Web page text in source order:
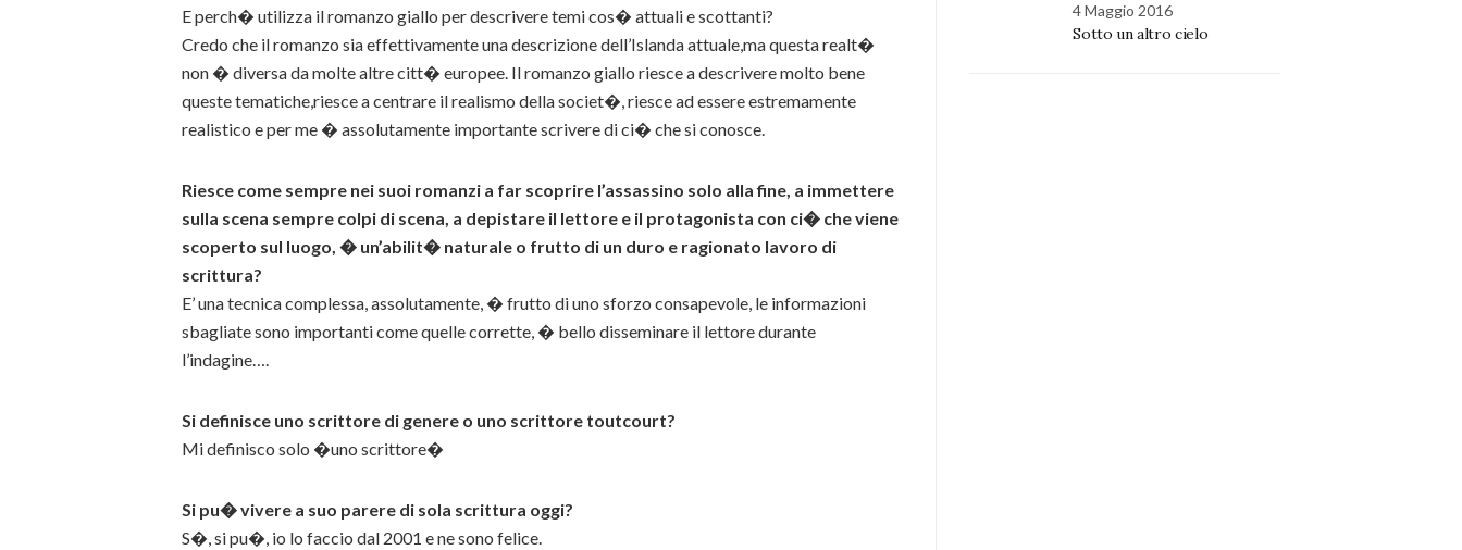
E perch� utilizza il romanzo giallo per descrivere temi cos� attuali e scottanti?
Credo che il romanzo sia effettivamente una descrizione dell’Islanda attuale,ma questa realt�
non � diversa da molte altre citt� europee. Il romanzo giallo riesce a descrivere molto bene
queste tematiche,riesce a centrare il realismo della societ�, riesce ad essere estremamente
realistico e per me � assolutamente importante scrivere di ci� che si conosce.
Riesce come sempre nei suoi romanzi a far scoprire l’assassino solo alla fine, a immettere
sulla scena sempre colpi di scena, a depistare il lettore e il protagonista con ci� che viene
scoperto sul luogo, � un’abilit� naturale o frutto di un duro e ragionato lavoro di
scrittura?
E’ una tecnica complessa, assolutamente, � frutto di uno sforzo consapevole, le informazioni
sbagliate sono importanti come quelle corrette, � bello disseminare il lettore durante
l’indagine….
Si definisce uno scrittore di genere o uno scrittore toutcourt?
Mi definisco solo �uno scrittore�
Si pu� vivere a suo parere di sola scrittura oggi?
S�, si pu�, io lo faccio dal 2001 e ne sono felice.
4 Maggio 2016
Sotto un altro cielo